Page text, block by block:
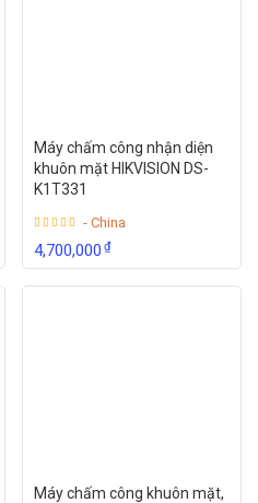
Máy chấm công nhận diện
khuôn mặt HIKVISION DS-
K1T331
- China
4,700,000₫
Máy chấm công khuôn mặt,